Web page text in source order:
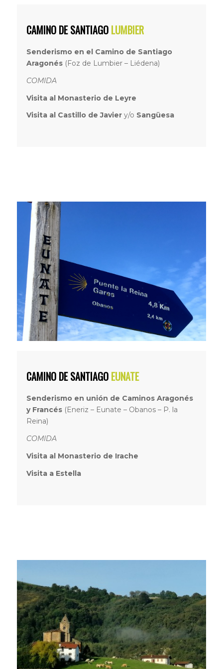
CAMINO DE SANTIAGO LUMBIER
Senderismo en el Camino de Santiago
Aragonés(Foz de Lumbier – Liédena)
COMIDA
Visita al Monasterio de Leyre
Visita al Castillo de Javier y/o Sangüesa
CAMINO DE SANTIAGO EUNATE
Senderismo en unión de Caminos Aragonés
y Francés(Eneriz – Eunate – Obanos – P. la
Reina)
COMIDA
Visita al Monasterio de Irache
Visita a Estella